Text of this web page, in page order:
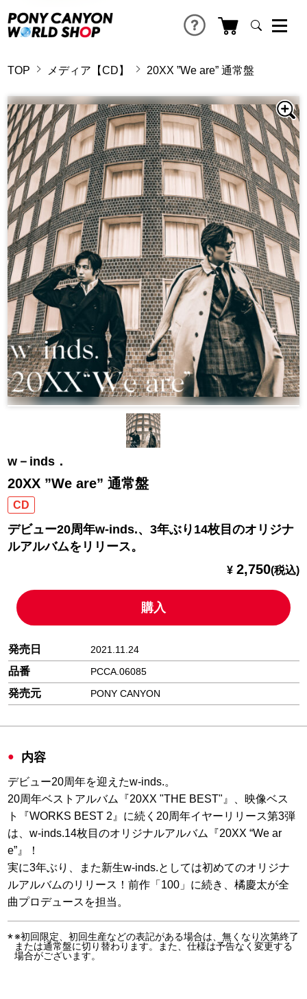
TOP メディア【CD】 20XX ”We are” 通常盤
w－inds．
20XX ”We are” 通常盤
CD
デビュー20周年w-inds.、3年ぶり14枚目のオリジナ
ルアルバムをリリース。
¥ 2,750(税込)
購入
発売日 2021.11.24
品番 PCCA.06085
発売元 PONY CANYON
内容
デビュー20周年を迎えたw-inds.。
20周年ベストアルバム『20XX "THE BEST"』、映像ベス
ト『WORKS BEST 2』に続く20周年イヤーリリース第3弾
は、w-inds.14枚目のオリジナルアルバム『20XX “We ar
e”』！
実に3年ぶり、また新生w-inds.としては初めてのオリジナ
ルアルバムのリリース！前作「100」に続き、橘慶太が全
曲プロデュースを担当。
※初回限定、初回生産などの表記がある場合は、無くなり次第終了
または通常盤に切り替わります。また、仕様は予告なく変更する
場合がございます。